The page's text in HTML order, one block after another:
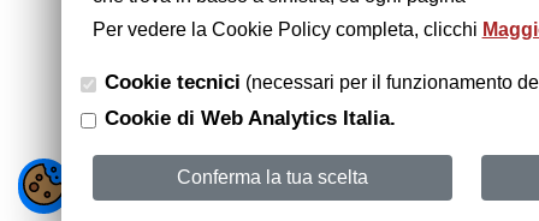
Per vedere la Cookie Policy completa, clicchi
Cookie tecnici (necessari per il funzionamento
Cookie di Web Analytics Italia.
Conferma la tua scelta